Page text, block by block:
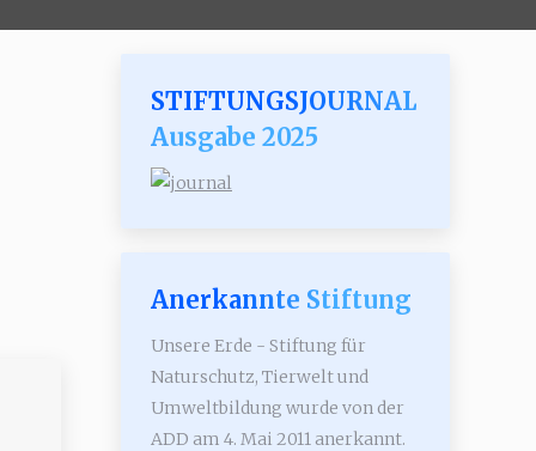
STIFTUNGSJOURNAL
Ausgabe 2025
Anerkannte Stiftung
Unsere Erde - Stiftung für
Naturschutz, Tierwelt und
Umweltbildung wurde von der
ADD am 4. Mai 2011 anerkannt.